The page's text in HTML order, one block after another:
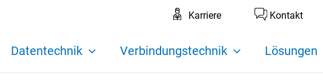
Karriere Kontakt
Datentechnik Verbindungstechnik Lösungen